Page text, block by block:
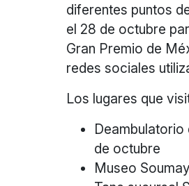
diferentes puntos
el 28 de octubre
Gran Premio de
redes sociales
Los lugares que
de octubre
Museo